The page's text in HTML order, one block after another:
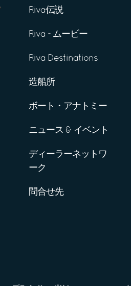
Riva伝説
Riva - ムービー
Riva Destinations
造船所
ボート・アナトミー
ニュース & イベント
ディーラーネットワ
ーク
問合せ先